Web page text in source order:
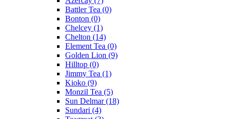
Battler Tea (0)
Bonton (0)
Chelcey (1)
Chelton (14)
Element Tea (0)
Golden Lion (9)
Hilltop (0)
Jimmy Tea (1)
Kioko (9)
Monzil Tea (5)
Sun Delmar(18)
Sundari (4)